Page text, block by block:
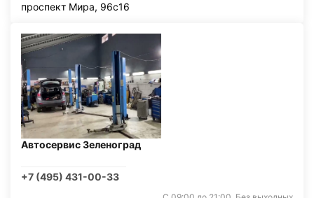
проспект Мира, 96с16
Автосервис Зеленоград
+7 (495) 431-00-33